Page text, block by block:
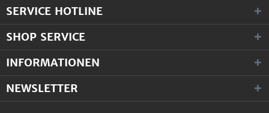
SERVICE HOTLINE
SHOP SERVICE
INFORMATIONEN
NEWSLETTER